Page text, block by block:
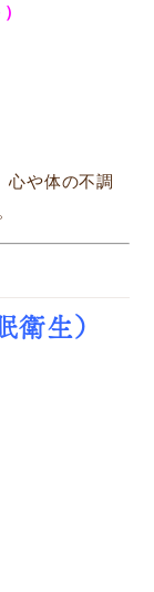
心や体の不調
衛生）